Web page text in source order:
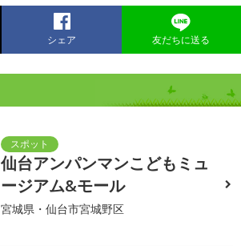
シェア 友だちに送る
仙台アンパンマンこどもミュ
ージアム&モール
宮城県・仙台市宮城野区